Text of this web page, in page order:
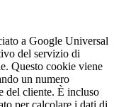
a Google Universal
del servizio di
Questo cookie viene
un numero
del cliente. È incluso
per calcolare i dati di